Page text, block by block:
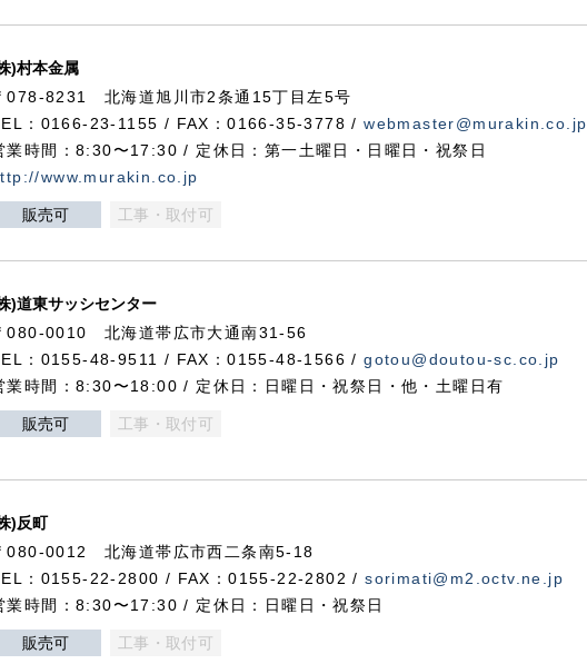
)村本金属
078-8231 北海道旭川市2条通15丁目左5号
：0166-23-1155 / FAX：0166-35-3778 /webmaster@murakin.co.jp
業時間：8:30〜17:30 / 定休日：第一土曜日・日曜日・祝祭日
www.murakin.co.jp
販売可 工事・取付可
)道東サッシセンター
080-0010 北海道帯広市大通南31-56
：0155-48-9511 / FAX：0155-48-1566 /gotou@doutou-sc.co.jp
業時間：8:30〜18:00 / 定休日：日曜日・祝祭日・他・土曜日有
販売可 工事・取付可
)反町
080-0012 北海道帯広市西二条南5-18
：0155-22-2800 / FAX：0155-22-2802 /sorimati@m2.octv.ne.jp
業時間：8:30〜17:30 / 定休日：日曜日・祝祭日
販売可 工事・取付可